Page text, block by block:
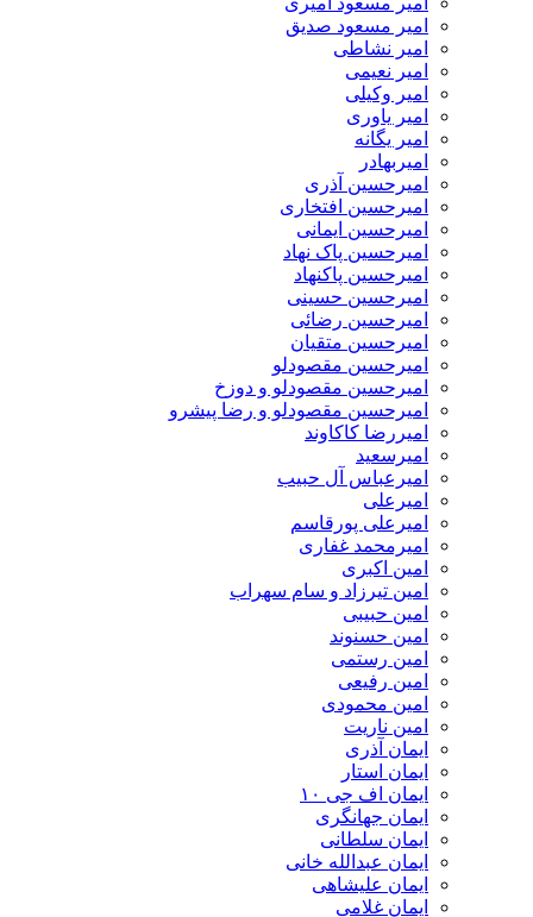
امیر مسعود صدیق
امیر نشاطی
امیر نعیمی
امیر وکیلی
امیر یاوری
امیر یگانه
امیربهادر
امیرحسین آذری
امیرحسین افتخاری
امیرحسین ایمانی
امیرحسین پاک نهاد
امیرحسین پاکنهاد
امیرحسین حسینی
امیرحسین رضائی
امیرحسین متقیان
امیرحسین مقصودلو
امیرحسین مقصودلو و دوزخ
امیرحسین مقصودلو و رضا پیشرو
امیررضا کاکاوند
امیرسعید
امیرعباس آل حبیب
امیرعلی
امیرعلی پورقاسم
امیرمحمد غفاری
امین اکبری
امین تیرزاد و سام سهراب
امین حبیبی
امین حسنوند
امین رستمی
امین رفیعی
امین محمودی
امین ناریت
ایمان آذری
ایمان استار
ایمان اف جی ۱۰
ایمان جهانگری
ایمان سلطانی
ایمان عبدالله خانی
ایمان علیشاهی
ایمان غلامی